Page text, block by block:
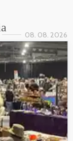
08. 08. 2026